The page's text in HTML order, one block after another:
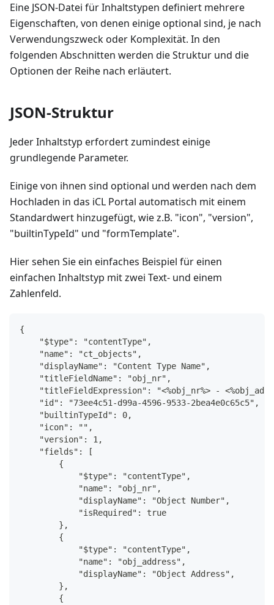
Eine JSON-Datei für Inhaltstypen definiert mehrere
Eigenschaften, von denen einige optional sind, je nach
Verwendungszweck oder Komplexität. In den
folgenden Abschnitten werden die Struktur und die
Optionen der Reihe nach erläutert.
JSON-Struktur
Jeder Inhaltstyp erfordert zumindest einige
grundlegende Parameter.
Einige von ihnen sind optional und werden nach dem
Hochladen in das iCL Portal automatisch mit einem
Standardwert hinzugefügt, wie z.B. "icon", "version",
"builtinTypeId" und "formTemplate".
Hier sehen Sie ein einfaches Beispiel für einen
einfachen Inhaltstyp mit zwei Text- und einem
Zahlenfeld.
{
    "$type": "contentType",
    "name": "ct_objects",
    "displayName": "Content Type Name",
    "titleFieldName": "obj_nr",
"titleFieldExpression": "<%obj_nr%> -
    "id": "73ee4c51-d99a-4596-9533-2bea4e0c65c5",
    "builtinTypeId": 0,
    "icon": "",
    "version": 1,
    "fields": [
        {
            "$type": "contentType",
            "name": "obj_nr",
            "displayName": "Object Number",
            "isRequired": true
        },
        {
            "$type": "contentType",
            "name": "obj_address",
            "displayName": "Object Address",
        },
        {